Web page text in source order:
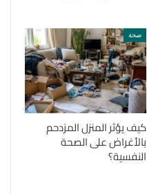
صحة
كيف يؤثر المنزل المزدحم
بالأغراض على الصحة
النفسية؟